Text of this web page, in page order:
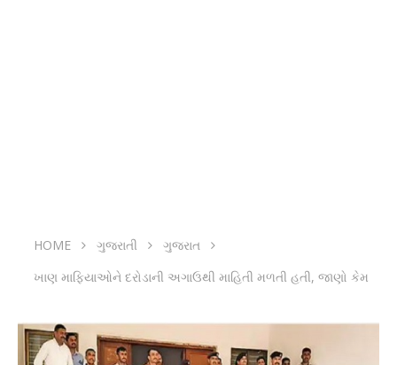
HOME ગુજરાતી
ગુજરાત
ખાણ માફિયાઓને દરોડાની અગાઉથી માહિતી મળતી હતી, જાણો કેમ